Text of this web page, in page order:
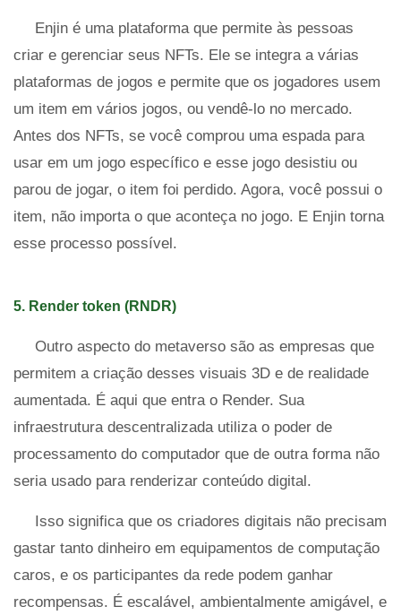
Enjin é uma plataforma que permite às pessoas
criar e gerenciar seus NFTs. Ele se integra a várias
plataformas de jogos e permite que os jogadores usem
um item em vários jogos, ou vendê-lo no mercado.
Antes dos NFTs, se você comprou uma espada para
usar em um jogo específico e esse jogo desistiu ou
parou de jogar, o item foi perdido. Agora, você possui o
item, não importa o que aconteça no jogo. E Enjin torna
esse processo possível.
5. Render token (RNDR)
Outro aspecto do metaverso são as empresas que
permitem a criação desses visuais 3D e de realidade
aumentada. É aqui que entra o Render. Sua
infraestrutura descentralizada utiliza o poder de
processamento do computador que de outra forma não
seria usado para renderizar conteúdo digital.
Isso significa que os criadores digitais não precisam
gastar tanto dinheiro em equipamentos de computação
caros, e os participantes da rede podem ganhar
recompensas. É escalável, ambientalmente amigável, e